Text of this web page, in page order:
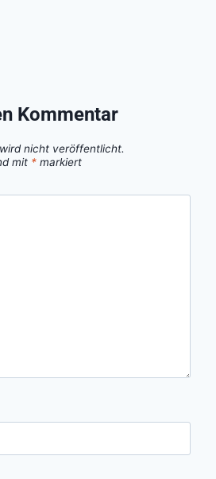
Kommentar
nicht veröffentlicht.
mit * markiert